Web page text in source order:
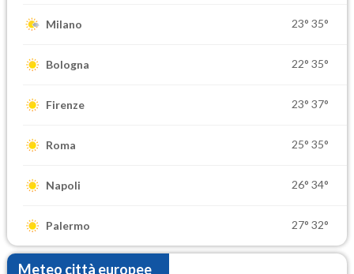
Milano 23° 35°
Bologna 22° 35°
Firenze 23° 37°
Roma 25° 35°
Napoli 26° 34°
Palermo 27° 32°
Meteo città europee